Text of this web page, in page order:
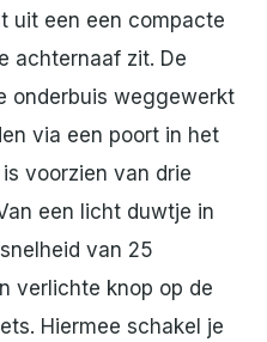
uit een een compacte
achternaaf zit. De
onderbuis weggewerkt
via een poort in het
voorzien van drie
een licht duwtje in
van 25
verlichte knop op de
Hiermee schakel je